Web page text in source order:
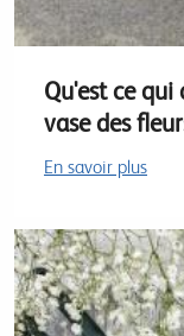
Qu'est ce
vase des
En savoir plus